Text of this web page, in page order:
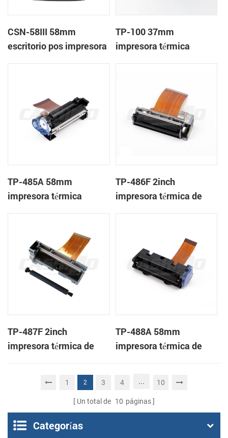
CSN-58III 58mm
escritorio pos impresora
TP-100 37mm
impresora térmica
TP-485A 58mm
impresora térmica
TP-486F 2inch
impresora térmica de
TP-487F 2inch
impresora térmica de
cabeza
TP-488A 58mm
impresora térmica de
cabeza
1 2 3 4 ... 10
Un total de 10 páginas
Categorías